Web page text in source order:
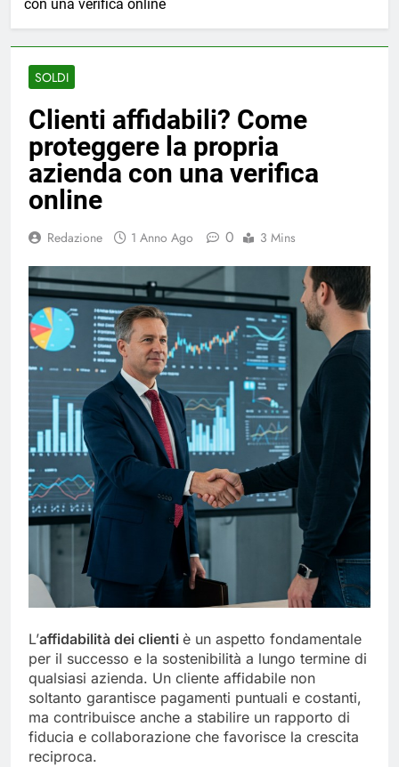
con una verifica online
SOLDI
Clienti affidabili? Come
proteggere la propria
azienda con una verifica
online
Redazione 1 Anno Ago 0 3 Mins
L’affidabilità dei clienti è un aspetto fondamentale
per il successo e la sostenibilità a lungo termine di
qualsiasi azienda. Un cliente affidabile non
soltanto garantisce pagamenti puntuali e costanti,
ma contribuisce anche a stabilire un rapporto di
fiducia e collaborazione che favorisce la crescita
reciproca.